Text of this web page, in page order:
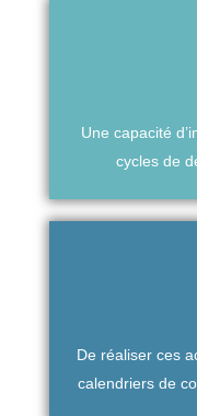
Une capacité
cycles de
De réaliser ces
calendriers de